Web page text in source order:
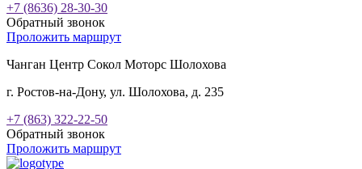
+7 (8636) 28-30-30
Обратный звонок
Проложить маршрут
Чанган Центр Сокол Моторс Шолохова
г. Ростов-на-Дону, ул. Шолохова, д. 235
+7 (863) 322-22-50
Обратный звонок
Проложить маршрут